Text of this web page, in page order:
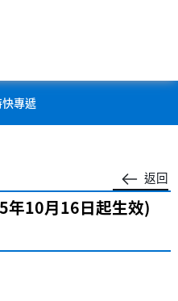
專遞
返回
年10月16日起生效)